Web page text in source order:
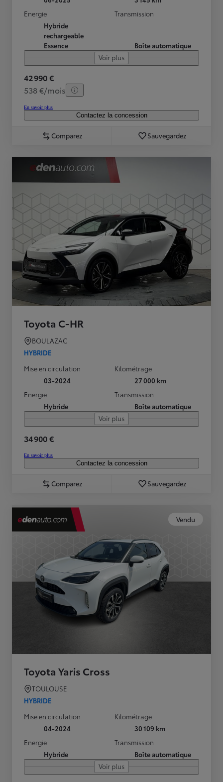
Energie
Hybride
rechargeable
Essence
Transmission
Boîte automatique
Voir plus
42 990 €
538 €/mois
En savoir plus
Contactez la concession
Comparez Sauvegardez
Toyota C-HR
BOULAZAC
HYBRIDE
Mise en circulation
03-2024
Kilométrage
27 000 km
Energie
Hybride
Transmission
Boîte automatique
Voir plus
34 900 €
En savoir plus
Contactez la concession
Comparez Sauvegardez
Vendu
Toyota Yaris Cross
TOULOUSE
HYBRIDE
Mise en circulation
04-2024
Kilométrage
30 109 km
Energie
Hybride
Transmission
Boîte automatique
Voir plus